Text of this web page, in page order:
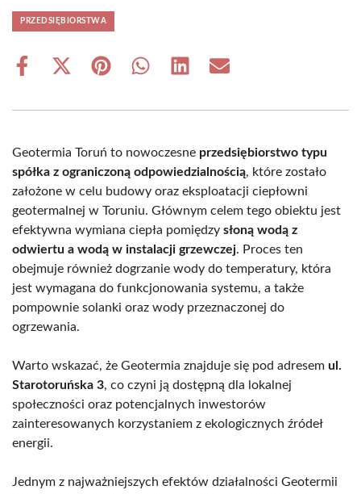
PRZEDSIĘBIORSTWA
Share
Share
(Twitter)
Share Share Share Share
Geotermia Toruń to nowoczesne przedsiębiorstwo typu
spółka z ograniczoną odpowiedzialnością, które zostało
założone w celu budowy oraz eksploatacji ciepłowni
geotermalnej w Toruniu. Głównym celem tego obiektu jest
efektywna wymiana ciepła pomiędzy słoną wodą z
odwiertu a wodą w instalacji grzewczej. Proces ten
obejmuje również dogrzanie wody do temperatury, która
jest wymagana do funkcjonowania systemu, a także
pompownie solanki oraz wody przeznaczonej do
ogrzewania.
Warto wskazać, że Geotermia znajduje się pod adresem ul.
Starotoruńska 3, co czyni ją dostępną dla lokalnej
społeczności oraz potencjalnych inwestorów
zainteresowanych korzystaniem z ekologicznych źródeł
energii.
Jednym z najważniejszych efektów działalności Geotermii